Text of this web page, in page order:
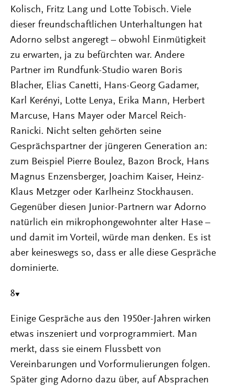
Kolisch, Fritz Lang und Lotte Tobisch. Viele
dieser freundschaftlichen Unterhaltungen hat
Adorno selbst angeregt – obwohl Einmütigkeit
zu erwarten, ja zu befürchten war. Andere
Partner im Rundfunk-Studio waren Boris
Blacher, Elias Canetti, Hans-Georg Gadamer,
Karl Kerényi, Lotte Lenya, Erika Mann, Herbert
Marcuse, Hans Mayer oder Marcel Reich-
Ranicki. Nicht selten gehörten seine
Gesprächspartner der jüngeren Generation an:
zum Beispiel Pierre Boulez, Bazon Brock, Hans
Magnus Enzensberger, Joachim Kaiser, Heinz-
Klaus Metzger oder Karlheinz Stockhausen.
Gegenüber diesen Junior-Partnern war Adorno
natürlich ein mikrophongewohnter alter Hase –
und damit im Vorteil, würde man denken. Es ist
aber keineswegs so, dass er alle diese Gespräche
dominierte.
8
Einige Gespräche aus den 1950er-Jahren wirken
etwas inszeniert und vorprogrammiert. Man
merkt, dass sie einem Flussbett von
Vereinbarungen und Vorformulierungen folgen.
Später ging Adorno dazu über, auf Absprachen